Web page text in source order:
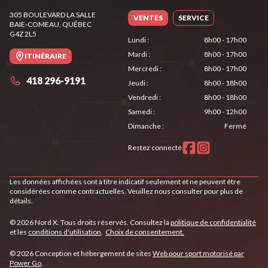
305 BOULEVARD LA SALLE
BAIE-COMEAU, QUÉBEC
G4Z 2L5
ITINÉRAIRE
418 296-9191
VENTES SERVICE
Lundi:
8h00 - 17h00
Mardi:
8h00 - 17h00
Mercredi:
8h00 - 17h00
Jeudi:
8h00 - 18h00
Vendredi:
8h00 - 18h00
Samedi:
9h00 - 12h00
Dimanche: Fermé
Restez connecté
Les données affichées sont à titre indicatif seulement et ne peuvent être
considérées comme contractuelles. Veuillez nous consulter pour plus de
détails.
© 2026 Nord X. Tous droits réservés. Consultez la politique de confidentialité
et les conditions d'utilisation. Choix de consentement.
© 2026 Conception et hébergement de sites Web pour sport motorisé par
Power Go.